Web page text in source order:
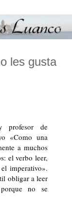
les gusta
profesor de
«Como una
a muchos
el verbo leer,
imperativo».
obligar a leer
no se